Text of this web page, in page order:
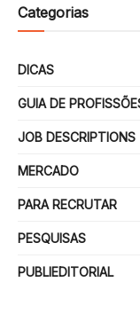
Categorias
DICAS
GUIA DE
JOB DESCRIPTIONS
MERCADO
PARA RECRUTAR
PESQUISAS
PUBLIEDITORIAL